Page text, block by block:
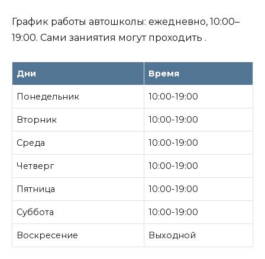
График работы автошколы: ежедневно, 10:00–
19:00. Сами заниятия могут проходить .
Дни Время
Понедельник 10:00-19:00
Вторник 10:00-19:00
Среда 10:00-19:00
Четверг 10:00-19:00
Пятница 10:00-19:00
Суббота 10:00-19:00
Воскресение Выходной